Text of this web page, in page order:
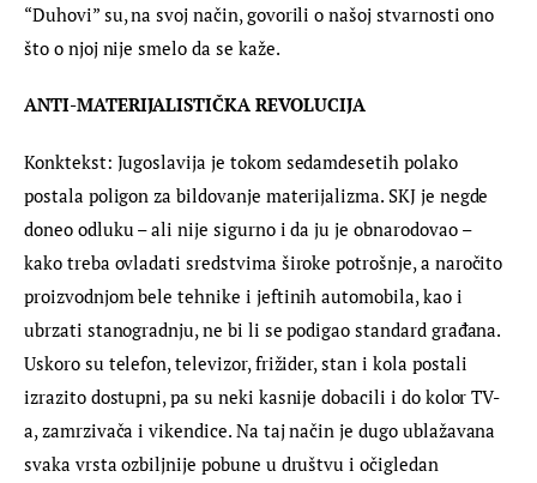
“Duhovi” su, na svoj način, govorili o našoj stvarnosti ono
što o njoj nije smelo da se kaže.
ANTI-MATERIJALISTIČKA REVOLUCIJA
Konktekst: Jugoslavija je tokom sedamdesetih polako
postala poligon za bildovanje materijalizma. SKJ je negde
doneo odluku – ali nije sigurno i da ju je obnarodovao –
kako treba ovladati sredstvima široke potrošnje, a naročito
proizvodnjom bele tehnike i jeftinih automobila, kao i
ubrzati stanogradnju, ne bi li se podigao standard građana.
Uskoro su telefon, televizor, frižider, stan i kola postali
izrazito dostupni, pa su neki kasnije dobacili i do kolor TV-
a, zamrzivača i vikendice. Na taj način je dugo ublažavana
svaka vrsta ozbiljnije pobune u društvu i očigledan